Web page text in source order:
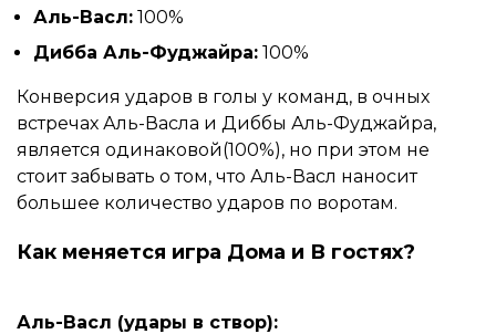
Аль-Васл: 100%
Дибба Аль-Фуджайра: 100%
Конверсия ударов в голы у команд, в очных
встречах Аль-Васла и Диббы Аль-Фуджайра,
является одинаковой(100%), но при этом не
стоит забывать о том, что Аль-Васл наносит
большее количество ударов по воротам.
Как меняется игра Дома и В гостях?
Аль-Васл (удары в створ):